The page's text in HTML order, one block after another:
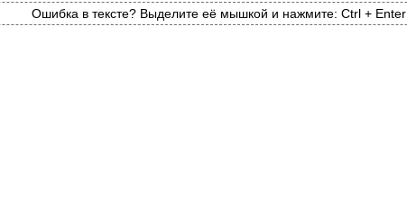
Ошибка в тексте? Выделите её мышкой и нажмите: Ctrl + Enter